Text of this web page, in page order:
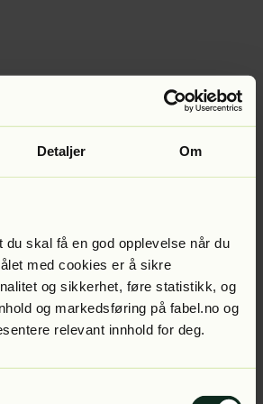
Detaljer Om
du skal få en god opplevelse når du
med cookies er å sikre
og sikkerhet, føre statistikk, og
og markedsføring på fabel.no og
relevant innhold for deg.